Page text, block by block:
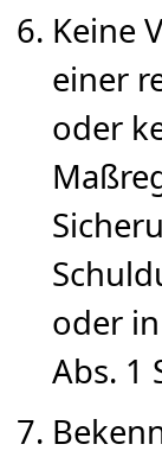
Keine
einer
oder
oder
Abs. 1